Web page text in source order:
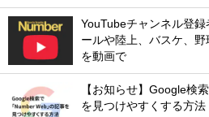
YouTubeチャンネル登
ールや陸上、バスケ、
を動画で
【お知らせ】Google検
を見つけやすくする方法